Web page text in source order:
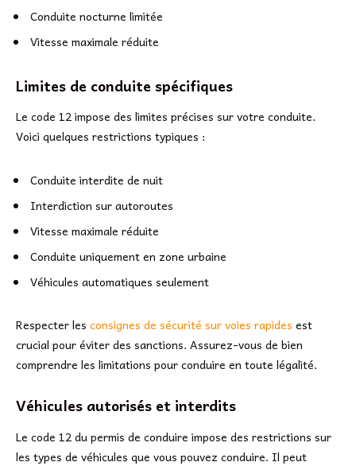
Conduite nocturne limitée
Vitesse maximale réduite
Limites de conduite spécifiques
Le code 12 impose des limites précises sur votre conduite.
Voici quelques restrictions typiques :
Conduite interdite de nuit
Interdiction sur autoroutes
Vitesse maximale réduite
Conduite uniquement en zone urbaine
Véhicules automatiques seulement
Respecter les consignes de sécurité sur voies rapides est
crucial pour éviter des sanctions. Assurez-vous de bien
comprendre les limitations pour conduire en toute légalité.
Véhicules autorisés et interdits
Le code 12 du permis de conduire impose des restrictions sur
les types de véhicules que vous pouvez conduire. Il peut